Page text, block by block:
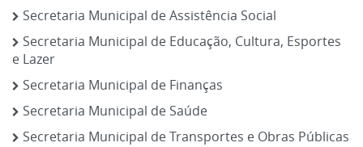
Secretaria Municipal de Assistência Social
Secretaria Municipal de Educação, Cultura, Esportes
e Lazer
Secretaria Municipal de Finanças
Secretaria Municipal de Saúde
Secretaria Municipal de Transportes e Obras Públicas